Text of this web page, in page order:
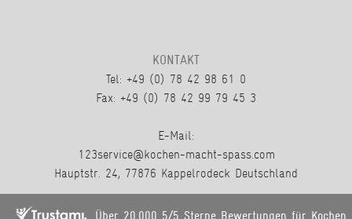
KONTAKT
Tel: +49 (0) 78 42 98 61 0
Fax: +49 (0) 78 42 99 79 45 3
E-Mail:
123service@kochen-macht-spass.com
Hauptstr. 24, 77876 Kappelrodeck Deutschland
Über 20.000 5/5 Sterne Bewertungen für Kochen